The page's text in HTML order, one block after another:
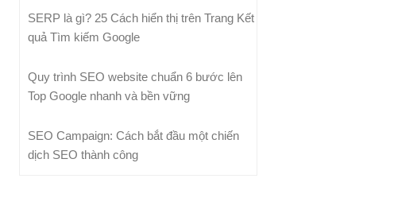
SERP là gì? 25 Cách hiển thị trên Trang Kết
quả Tìm kiếm Google
Quy trình SEO website chuẩn 6 bước lên
Top Google nhanh và bền vững
SEO Campaign: Cách bắt đầu một chiến
dịch SEO thành công